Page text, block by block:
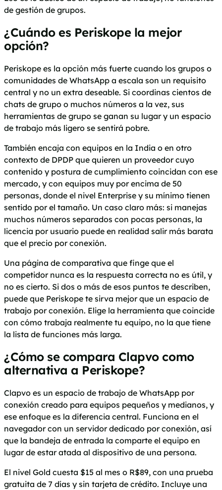
de gestión de grupos.
¿Cuándo es Periskope la mejor
opción?
Periskope es la opción más fuerte cuando los grupos o
comunidades de WhatsApp a escala son un requisito
central y no un extra deseable. Si coordinas cientos de
chats de grupo o muchos números a la vez, sus
herramientas de grupo se ganan su lugar y un espacio
de trabajo más ligero se sentirá pobre.
También encaja con equipos en la India o en otro
contexto de DPDP que quieren un proveedor cuyo
contenido y postura de cumplimiento coincidan con ese
mercado, y con equipos muy por encima de 50
personas, donde el nivel Enterprise y su mínimo tienen
sentido por el tamaño. Un caso claro más: si manejas
muchos números separados con pocas personas, la
licencia por usuario puede en realidad salir más barata
que el precio por conexión.
Una página de comparativa que finge que el
competidor nunca es la respuesta correcta no es útil, y
no es cierto. Si dos o más de esos puntos te describen,
puede que Periskope te sirva mejor que un espacio de
trabajo por conexión. Elige la herramienta que coincide
con cómo trabaja realmente tu equipo, no la que tiene
la lista de funciones más larga.
¿Cómo se compara Clapvo como
alternativa a Periskope?
Clapvo es un espacio de trabajo de WhatsApp por
conexión creado para equipos pequeños y medianos, y
ese enfoque es la diferencia central. Funciona en el
navegador con un servidor dedicado por conexión, así
que la bandeja de entrada la comparte el equipo en
lugar de estar atada al dispositivo de una persona.
El nivel Gold cuesta $15 al mes o R$89, con una prueba
gratuita de 7 días y sin tarjeta de crédito. Incluye una